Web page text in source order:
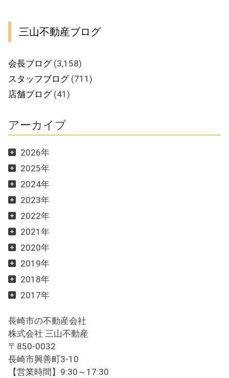
三山不動産ブログ
会長ブログ(3,158)
スタッフブログ(711)
店舗ブログ(41)
アーカイブ
2026年
2025年
2024年
2023年
2022年
2021年
2020年
2019年
2018年
2017年
長崎市の不動産会社
株式会社 三山不動産
〒850-0032
長崎市興善町3-10
【営業時間】9:30～17:30